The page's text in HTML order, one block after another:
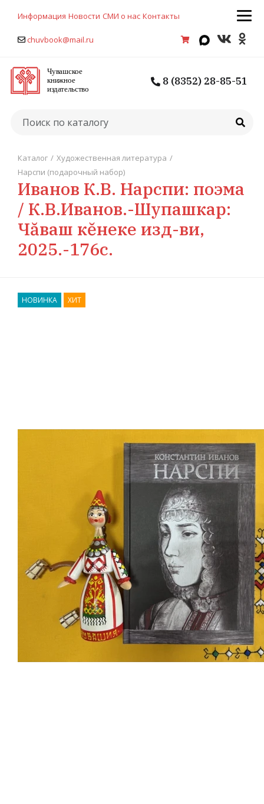
Информация Новости СМИ о нас Контакты
chuvbook@mail.ru
8 (8352) 28-85-51
Каталог / Художественная литература /
Нарспи (подарочный набор)
Иванов К.В. Нарспи: поэма
/ К.В.Иванов.-Шупашкар:
Чăваш кĕнеке изд-ви,
2025.-176с.
НОВИНКА ХИТ